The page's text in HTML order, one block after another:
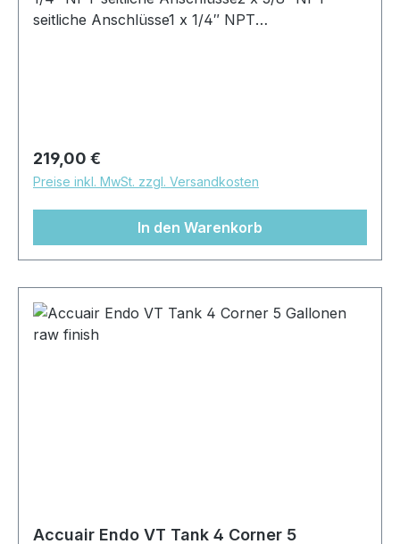
seitliche Anschlüsse1 x 1/4″ NPT
Regulärer Preis:
219,00 €
Preise inkl. MwSt. zzgl. Versandkosten
In den Warenkorb
Accuair Endo VT Tank 4 Corner 5